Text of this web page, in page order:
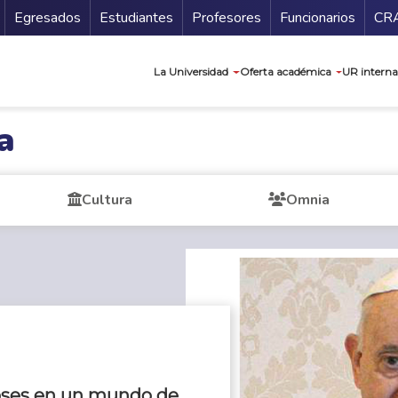
Secundario
Egresados Estudiantes Profesores Funcionarios
La Universidad Oferta académica UR
Cultura Omnia